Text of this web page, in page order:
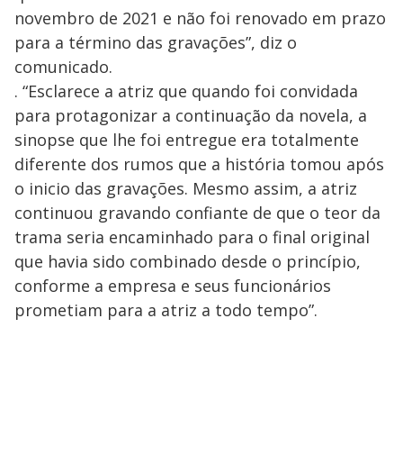
novembro de 2021 e não foi renovado em prazo
para a término das gravações”, diz o
comunicado.
. “Esclarece a atriz que quando foi convidada
para protagonizar a continuação da novela, a
sinopse que lhe foi entregue era totalmente
diferente dos rumos que a história tomou após
o inicio das gravações. Mesmo assim, a atriz
continuou gravando confiante de que o teor da
trama seria encaminhado para o final original
que havia sido combinado desde o princípio,
conforme a empresa e seus funcionários
prometiam para a atriz a todo tempo”.